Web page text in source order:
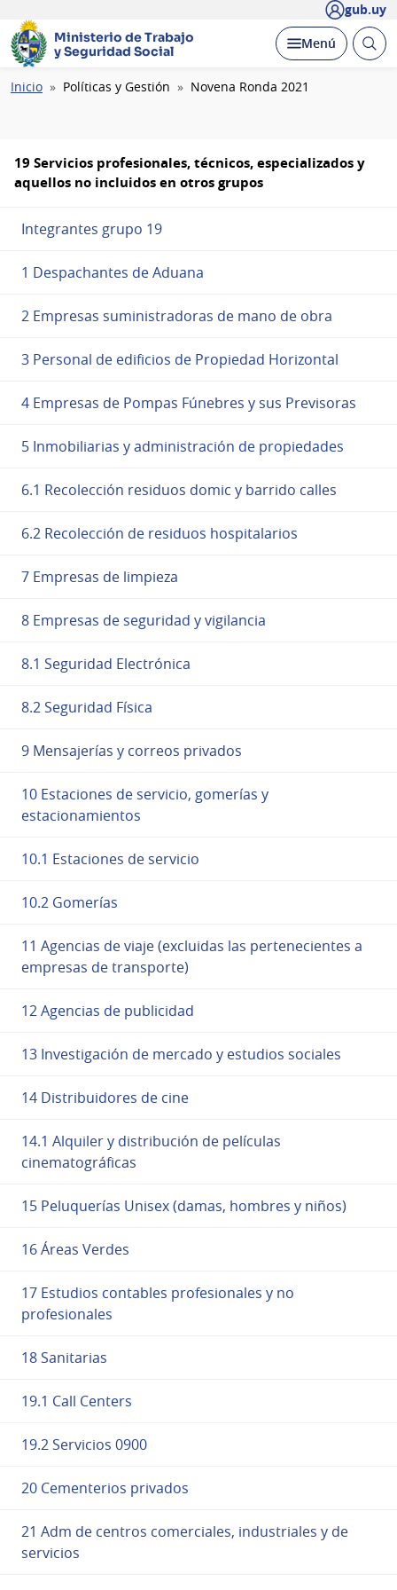
gub.uy
Ministerio de Trabajo
y Seguridad Social
Desplegar
Menú Abrir
Ruta
Inicio Políticas y Gestión Novena Ronda 2021
19 Servicios profesionales, técnicos, especializados y
aquellos no incluidos en otros grupos
Integrantes grupo 19
1 Despachantes de Aduana
2 Empresas suministradoras de mano de obra
3 Personal de edificios de Propiedad Horizontal
4 Empresas de Pompas Fúnebres y sus Previsoras
5 Inmobiliarias y administración de propiedades
6.1 Recolección residuos domic y barrido calles
6.2 Recolección de residuos hospitalarios
7 Empresas de limpieza
8 Empresas de seguridad y vigilancia
8.1 Seguridad Electrónica
8.2 Seguridad Física
9 Mensajerías y correos privados
10 Estaciones de servicio, gomerías y
estacionamientos
10.1 Estaciones de servicio
10.2 Gomerías
11 Agencias de viaje (excluidas las pertenecientes a
empresas de transporte)
12 Agencias de publicidad
13 Investigación de mercado y estudios sociales
14 Distribuidores de cine
14.1 Alquiler y distribución de películas
cinematográficas
15 Peluquerías Unisex (damas, hombres y niños)
16 Áreas Verdes
17 Estudios contables profesionales y no
profesionales
18 Sanitarias
19.1 Call Centers
19.2 Servicios 0900
20 Cementerios privados
21 Adm de centros comerciales, industriales y de
servicios